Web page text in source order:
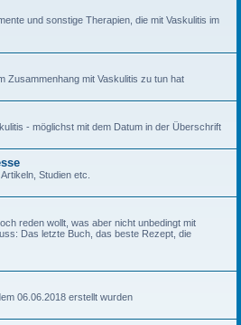
und sonstige Therapien, die mit Vaskulitis im
Zusammenhang mit Vaskulitis zu tun hat
- möglichst mit dem Datum in der Überschrift
Studien etc.
reden wollt, was aber nicht unbedingt mit
Das letzte Buch, das beste Rezept, die
06.06.2018 erstellt wurden